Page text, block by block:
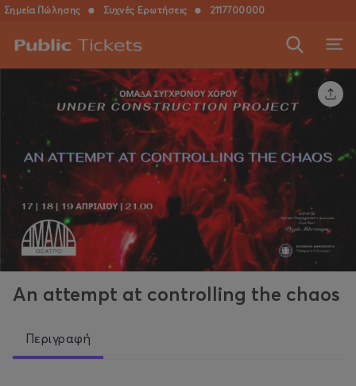
Σημεία Πώλησης ● Συχνές Ερωτήσεις ● 2117700000
An attempt at controlling the chaos
Περιγραφή